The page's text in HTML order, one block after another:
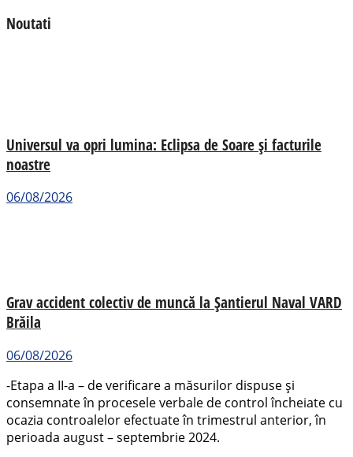
Noutati
Universul va opri lumina: Eclipsa de Soare și facturile
noastre
06/08/2026
Grav accident colectiv de muncă la Șantierul Naval VARD
Brăila
06/08/2026
-Etapa a II-a – de verificare a măsurilor dispuse şi
consemnate în procesele verbale de control încheiate cu
ocazia controalelor efectuate în trimestrul anterior, în
perioada august – septembrie 2024.